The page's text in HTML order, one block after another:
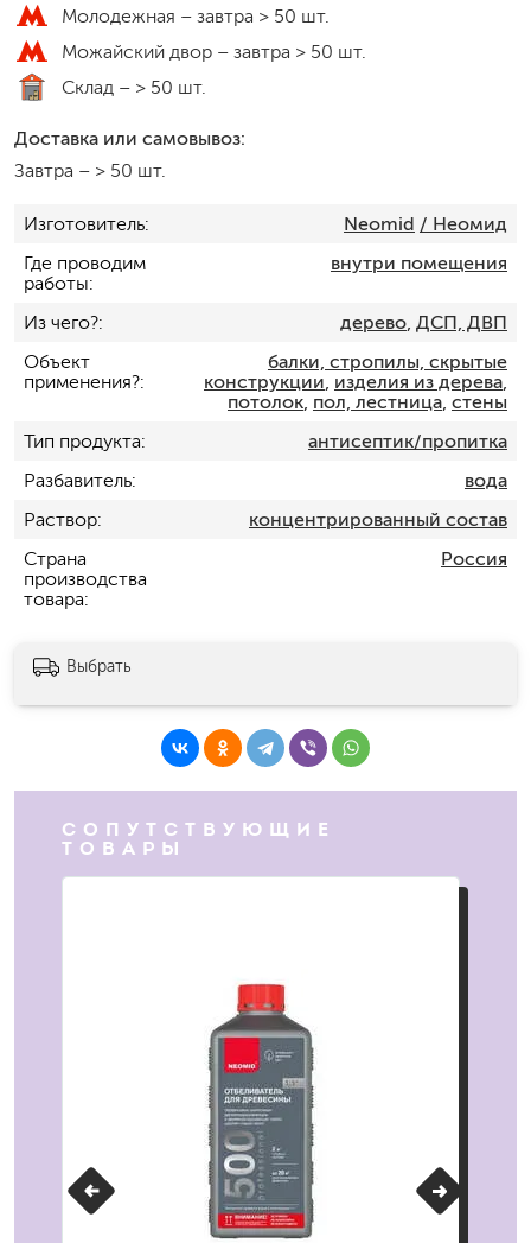
Молодежная – завтра > 50 шт.
Можайский двор – завтра > 50 шт.
Склад – > 50 шт.
Доставка или самовывоз:
Завтра – > 50 шт.
Изготовитель Neomid / Неомид
Где проводим
работы
внутри помещения
Из чего? дерево, ДСП, ДВП
Объект
применения?
балки, стропилы, скрытые
конструкции изделия из дерева,
потолок, пол, лестница, стены
Тип продукта
антисептик/пропитка
Разбавитель
вода
Раствор
концентрированный состав
Страна
производства
товара
Россия
Выбрать
СОПУТСТВУЮЩИЕ
ТОВАРЫ